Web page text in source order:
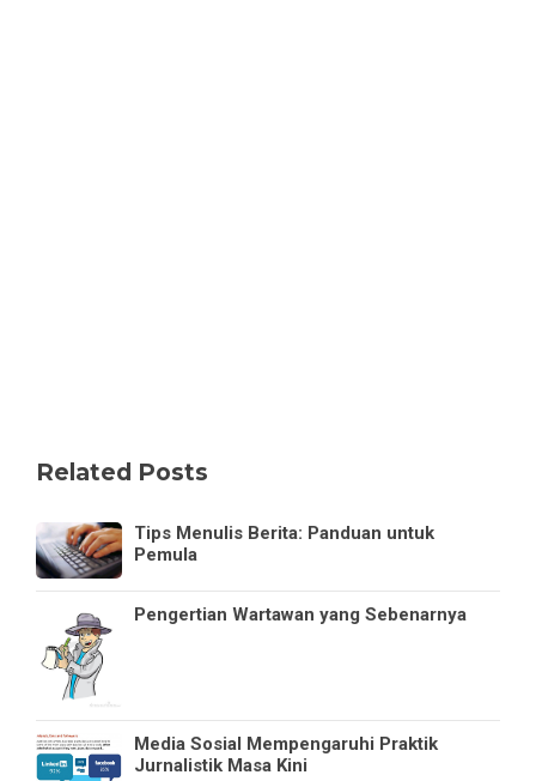
Related Posts
Tips Menulis Berita: Panduan untuk
Pemula
Pengertian Wartawan yang Sebenarnya
Media Sosial Mempengaruhi Praktik
Jurnalistik Masa Kini